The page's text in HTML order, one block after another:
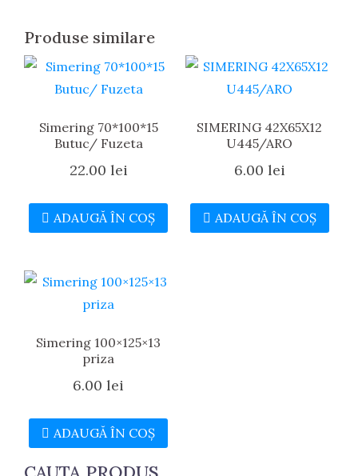
Produse similare
Simering 70*100*15
Butuc/ Fuzeta
22.00 lei
ADAUGĂ ÎN COȘ
SIMERING 42X65X12
U445/ARO
6.00 lei
ADAUGĂ ÎN COȘ
Simering 100×125×13
priza
6.00lei
ADAUGĂ ÎN COȘ